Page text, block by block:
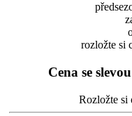
rozložte si
Cena se
Rozložte si